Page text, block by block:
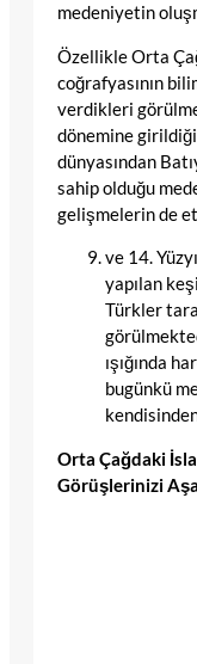
medeniyetin
Özellikle Orta
coğrafyasının
verdikleri
dönemine
dünyasından
sahip olduğu
gelişmelerin de
ve 14.
yapılan
Türkler
ışığında
bugünkü
Orta Çağdaki
Görüşlerinizi